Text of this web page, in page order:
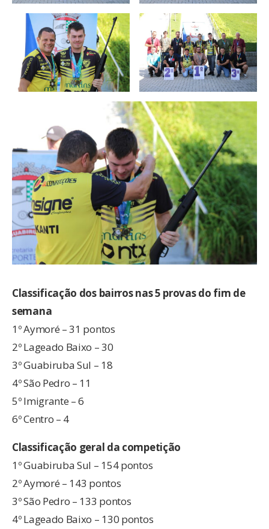
Classificação dos bairros nas 5 provas do fim de
semana
1º Aymoré – 31 pontos
2º Lageado Baixo – 30
3º Guabiruba Sul – 18
4º São Pedro – 11
5º Imigrante – 6
6º Centro – 4
Classificação geral da competição
1º Guabiruba Sul – 154 pontos
2º Aymoré – 143 pontos
3º São Pedro – 133 pontos
4º Lageado Baixo – 130 pontos